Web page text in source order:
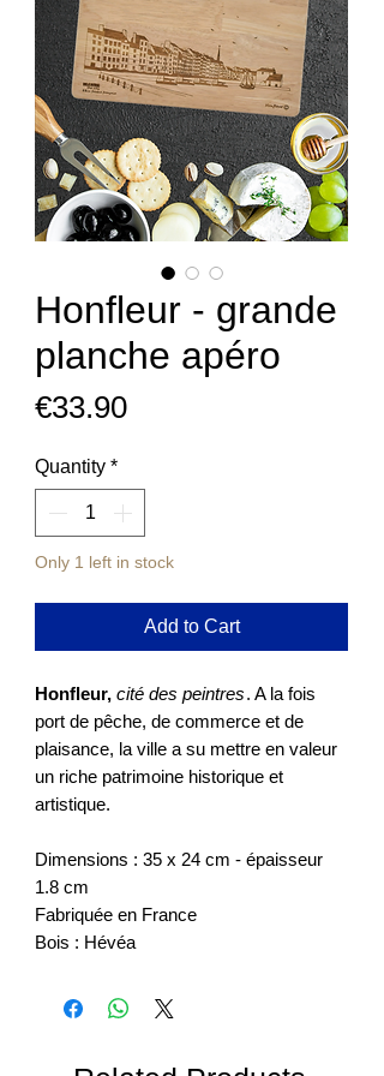
Honfleur - grande
planche apéro
€33.90Price
Quantity *
Only 1 left in stock
Add to Cart
Honfleur, cité des peintres. A la fois
port de pêche, de commerce et de
plaisance, la ville a su mettre en valeur
un riche patrimoine historique et
artistique.
Dimensions : 35 x 24 cm - épaisseur
1.8 cm
Fabriquée en France
Bois : Hévéa